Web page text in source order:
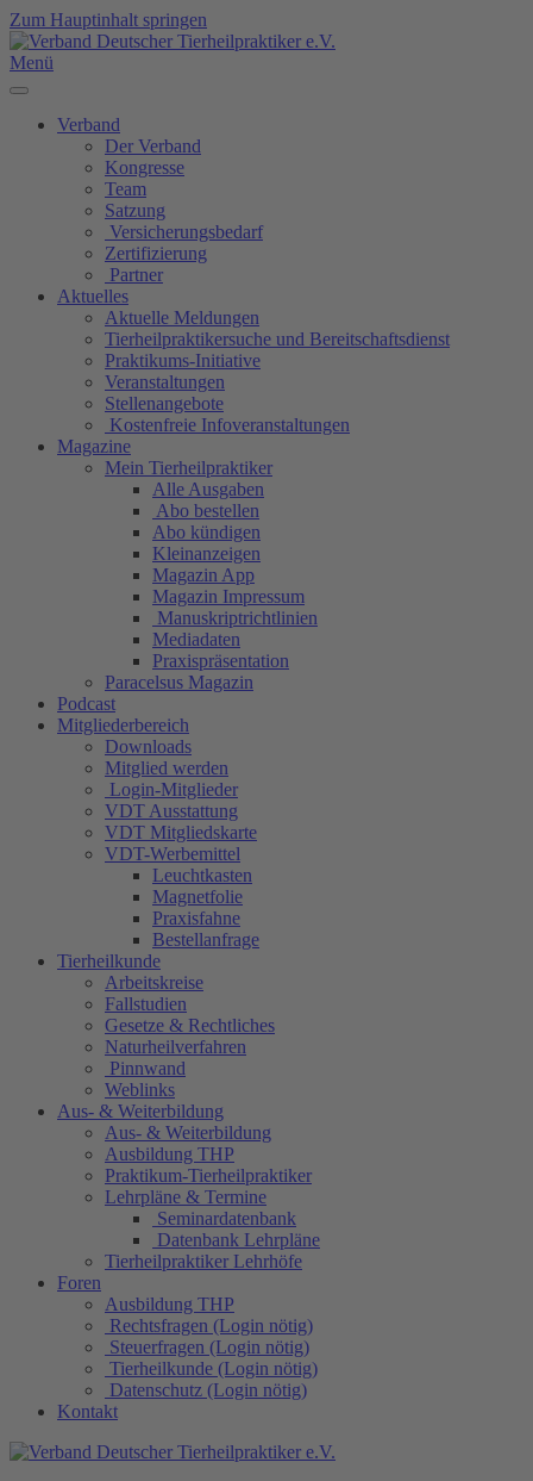
Zum Hauptinhalt springen
Menü
Verband
Der Verband
Kongresse
Team
Satzung
Versicherungsbedarf
Zertifizierung
Partner
Aktuelles
Aktuelle Meldungen
Tierheilpraktikersuche und Bereitschaftsdienst
Praktikums-Initiative
Veranstaltungen
Stellenangebote
Kostenfreie Infoveranstaltungen
Magazine
Mein Tierheilpraktiker
Alle Ausgaben
Abo bestellen
Abo kündigen
Kleinanzeigen
Magazin App
Magazin Impressum
Manuskriptrichtlinien
Mediadaten
Praxispräsentation
Paracelsus Magazin
Podcast
Mitgliederbereich
Downloads
Mitglied werden
Login-Mitglieder
VDT Ausstattung
VDT Mitgliedskarte
VDT-Werbemittel
Leuchtkasten
Magnetfolie
Praxisfahne
Bestellanfrage
Tierheilkunde
Arbeitskreise
Fallstudien
Gesetze & Rechtliches
Naturheilverfahren
Pinnwand
Weblinks
Aus- & Weiterbildung
Aus- & Weiterbildung
Ausbildung THP
Praktikum-Tierheilpraktiker
Lehrpläne & Termine
Seminardatenbank
Datenbank Lehrpläne
Tierheilpraktiker Lehrhöfe
Foren
Ausbildung THP
Rechtsfragen (Login nötig)
Steuerfragen (Login nötig)
Tierheilkunde (Login nötig)
Datenschutz (Login nötig)
Kontakt